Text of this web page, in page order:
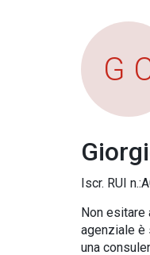
G
Iscr. RUI
Non esitare
agenziale è
una